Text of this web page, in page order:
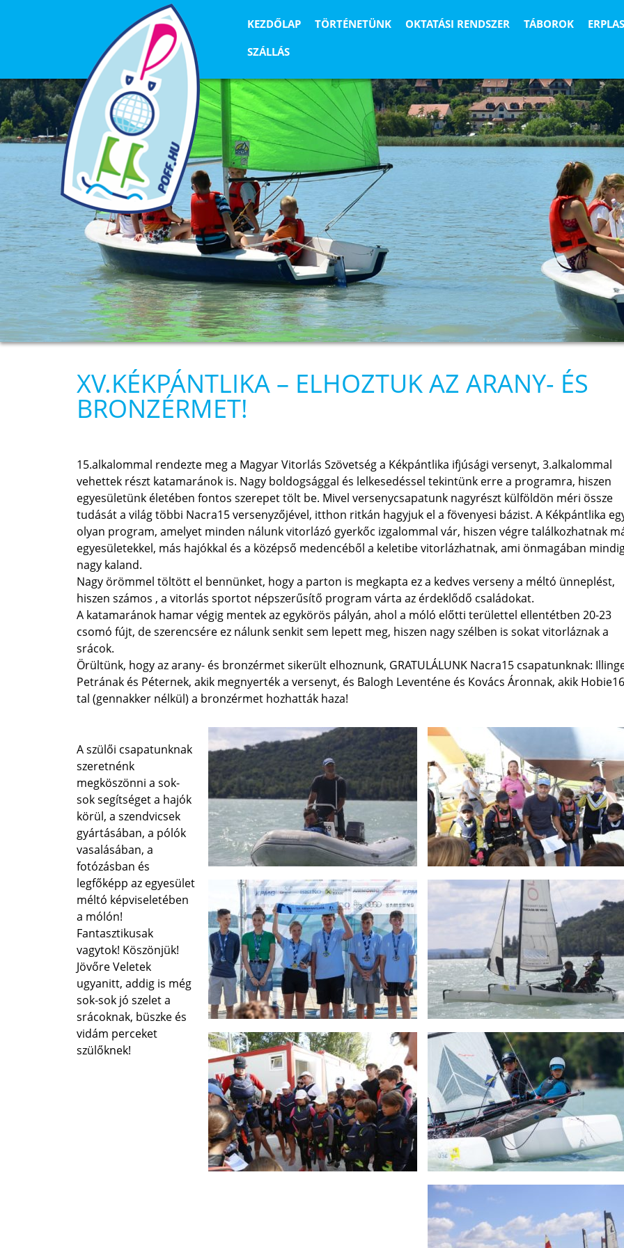
KEZDŐLAP TÖRTÉNETÜNK OKTATÁSI RENDSZER TÁBOROK
SZÁLLÁS
XV.KÉKPÁNTLIKA – ELHOZTUK AZ ARANY- ÉS
BRONZÉRMET!
15.alkalommal rendezte meg a Magyar Vitorlás Szövetség a Kékpántlika ifjúsági versenyt, 3.alkalommal
vehettek részt katamaránok is. Nagy boldogsággal és lelkesedéssel tekintünk erre a programra, hiszen
egyesületünk életében fontos szerepet tölt be. Mivel versenycsapatunk nagyrészt külföldön méri össze
tudását a világ többi Nacra15 versenyzőjével, itthon ritkán hagyjuk el a fövenyesi bázist. A Kékpántlika
olyan program, amelyet minden nálunk vitorlázó gyerkőc izgalommal vár, hiszen végre találkozhatnak
egyesületekkel, más hajókkal és a középső medencéből a keletibe vitorlázhatnak, ami önmagában
nagy kaland.
Nagy örömmel töltött el bennünket, hogy a parton is megkapta ez a kedves verseny a méltó ünneplést,
hiszen számos , a vitorlás sportot népszerűsítő program várta az érdeklődő családokat.
A katamaránok hamar végig mentek az egykörös pályán, ahol a móló előtti területtel ellentétben 20-23
csomó fújt, de szerencsére ez nálunk senkit sem lepett meg, hiszen nagy szélben is sokat vitorláznak a
srácok.
Örültünk, hogy az arany- és bronzérmet sikerült elhoznunk, GRATULÁLUNK Nacra15 csapatunknak:
Petrának és Péternek, akik megnyerték a versenyt, és Balogh Leventéne és Kovács Áronnak, akik
tal (gennakker nélkül) a bronzérmet hozhatták haza!
A szülői csapatunknak
szeretnénk
megköszönni a sok-
sok segítséget a hajók
körül, a szendvicsek
gyártásában, a pólók
vasalásában, a
fotózásban és
legfőképp az egyesület
méltó képviseletében
a mólón!
Fantasztikusak
vagytok! Köszönjük!
Jövőre Veletek
ugyanitt, addig is még
sok-sok jó szelet a
srácoknak, büszke és
vidám perceket
szülőknek!